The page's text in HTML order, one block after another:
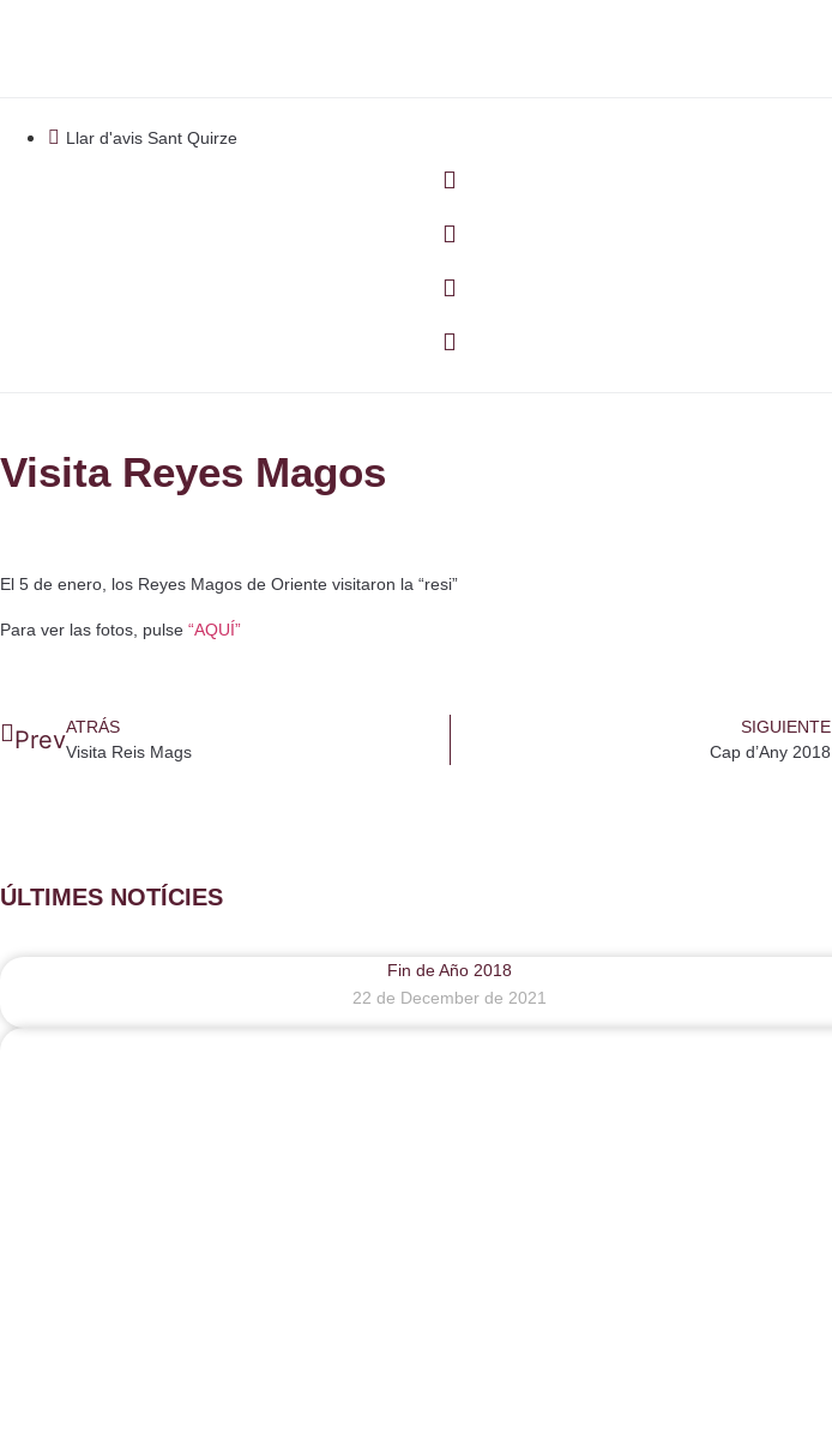
Llar d'avis Sant Quirze
Visita Reyes Magos
El 5 de enero, los Reyes Magos de Oriente visitaron la “resi”
Para ver las fotos, pulse “AQUÍ”
PrevATRÁS
Visita Reis Mags
SIGUIENTE
Cap d’Any 2018
ÚLTIMES NOTÍCIES
Fin de Año 2018
22 de December de 2021